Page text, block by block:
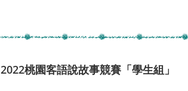
2022桃園客語說故事競賽「學生組」